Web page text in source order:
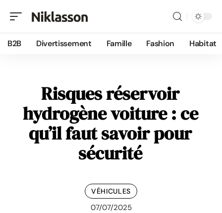
B2B Divertissement Famille Fashion Habitat
Risques réservoir
hydrogène voiture : ce
qu’il faut savoir pour
sécurité
VÉHICULES
07/07/2025